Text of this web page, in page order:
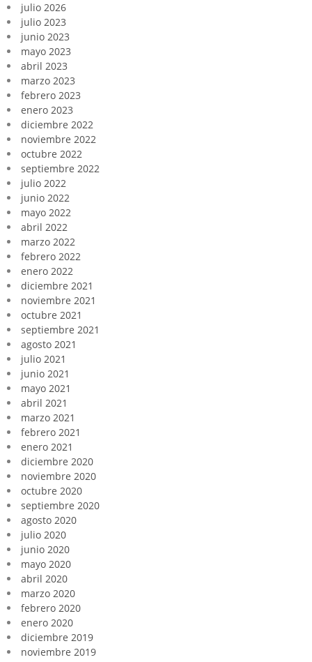
julio 2026
julio 2023
junio 2023
mayo 2023
abril 2023
marzo 2023
febrero 2023
enero 2023
diciembre 2022
noviembre 2022
octubre 2022
septiembre 2022
julio 2022
junio 2022
mayo 2022
abril 2022
marzo 2022
febrero 2022
enero 2022
diciembre 2021
noviembre 2021
octubre 2021
septiembre 2021
agosto 2021
julio 2021
junio 2021
mayo 2021
abril 2021
marzo 2021
febrero 2021
enero 2021
diciembre 2020
noviembre 2020
octubre 2020
septiembre 2020
agosto 2020
julio 2020
junio 2020
mayo 2020
abril 2020
marzo 2020
febrero 2020
enero 2020
diciembre 2019
noviembre 2019